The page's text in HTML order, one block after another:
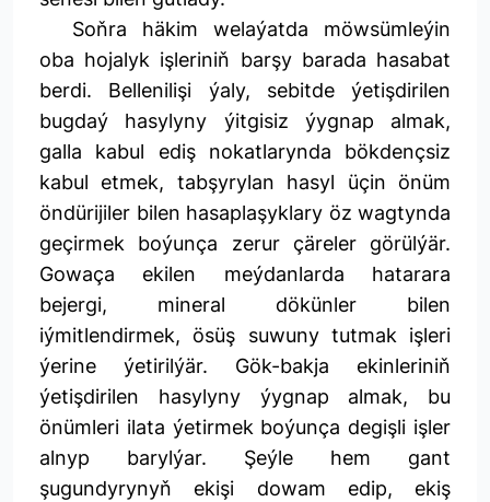
Soňra häkim welaýatda möwsümleýin
oba hojalyk işleriniň barşy barada hasabat
berdi. Bellenilişi ýaly, sebitde ýetişdirilen
bugdaý hasylyny ýitgisiz ýygnap almak,
galla kabul ediş nokatlarynda bökdençsiz
kabul etmek, tabşyrylan hasyl üçin önüm
öndürijiler bilen hasaplaşyklary öz wagtynda
geçirmek boýunça zerur çäreler görülýär.
Gowaça ekilen meýdanlarda hatarara
bejergi, mineral dökünler bilen
iýmitlendirmek, ösüş suwuny tutmak işleri
ýerine ýetirilýär. Gök-bakja ekinleriniň
ýetişdirilen hasylyny ýygnap almak, bu
önümleri ilata ýetirmek boýunça degişli işler
alnyp barylýar. Şeýle hem gant
şugundyrynyň ekişi dowam edip, ekiş